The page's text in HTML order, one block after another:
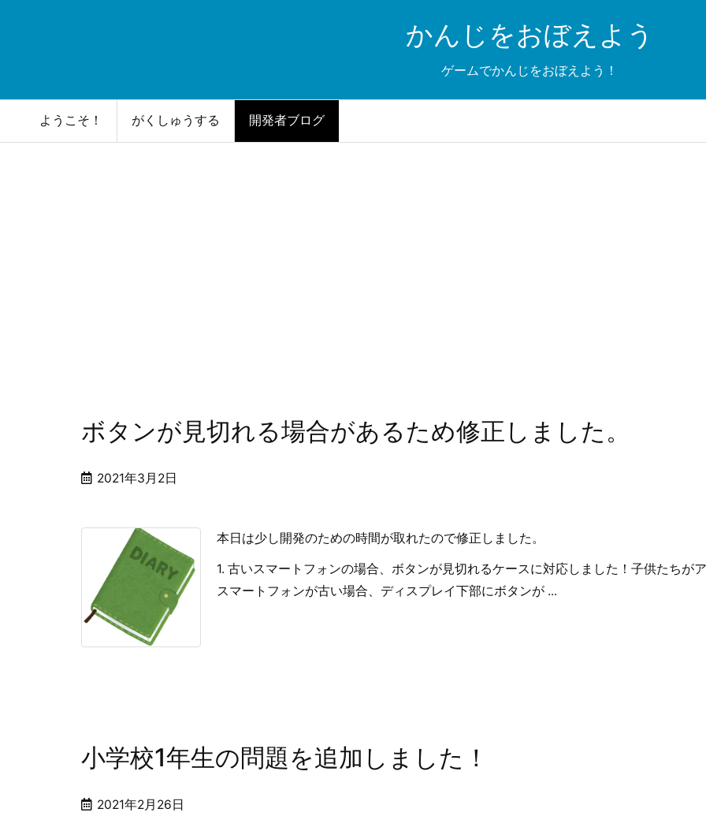
かんじをおぼえよう
ゲームでかんじをおぼえよう！
ようこそ！ がくしゅうする 開発者ブログ
ボタンが見切れる場合があるため修正しました。
2021年3月2日
本日は少し開発のための時間が取れたので修正しました。
1. 古いスマートフォンの場合、ボタンが見切れるケースに対応しました！子供たちが
スマートフォンが古い場合、ディスプレイ下部にボタンが ...
小学校1年生の問題を追加しました！
2021年2月26日